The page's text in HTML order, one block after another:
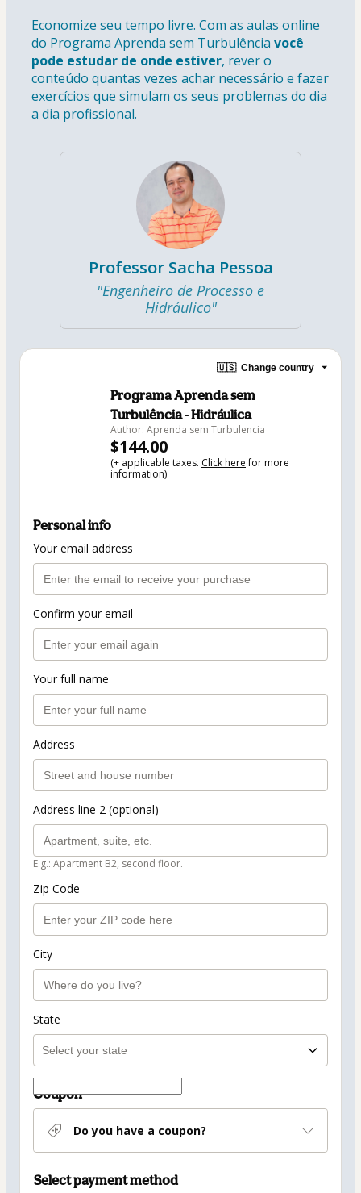
Economize seu tempo livre. Com as aulas online
do Programa Aprenda sem Turbulência você
pode estudar de onde estiver, rever o
conteúdo quantas vezes achar necessário e fazer
exercícios que simulam os seus problemas do dia
a dia profissional.
Professor Sacha Pessoa
"Engenheiro de Processo e
Hidráulico"
🇺🇸 Change country
Programa Aprenda sem
Turbulência - Hidráulica
Author: Aprenda sem Turbulencia
$144.00
(+ applicable taxes. Click herefor more
information)
Personal info
Your email address
Confirm your email
Your full name
Address
Address line 2 (optional)
E.g.: Apartment B2, second floor.
Zip Code
City
State
Coupon
Do you have a coupon?
Select payment method